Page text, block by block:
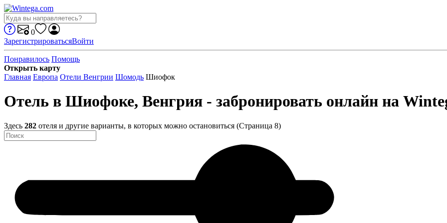
0
ЗарегистрироватьсяВойти
Понравилось Помощь
Открыть карту
Главная Европа Отели Венгрии Шомодь Шиофок
Отель в Шиофоке, Венгрия - забронировать онлайн на
Здесь 282 отеля и другие варианты, в которых можно остановиться (Страница 8)